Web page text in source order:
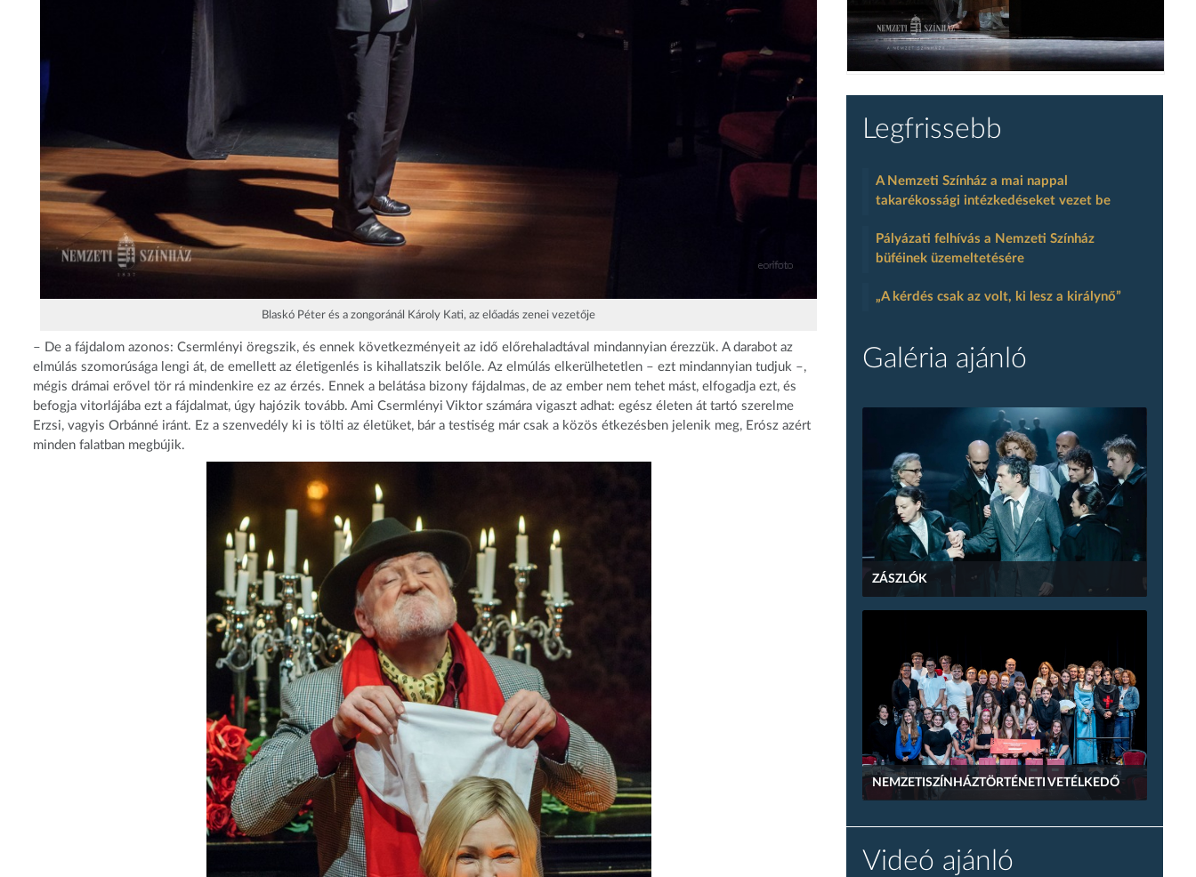
Blaskó Péter és a zongoránál Károly Kati, az előadás zenei vezetője
– De a fájdalom azonos: Csermlényi öregszik, és ennek következményeit az idő előrehaladtával mindannyian érezzük. A darabot az
elmúlás szomorúsága lengi át, de emellett az életigenlés is kihallatszik belőle. Az elmúlás elkerülhetetlen – ezt mindannyian tudjuk –,
mégis drámai erővel tör rá mindenkire ez az érzés. Ennek a belátása bizony fájdalmas, de az ember nem tehet mást, elfogadja ezt, és
befogja vitorlájába ezt a fájdalmat, úgy hajózik tovább. Ami Csermlényi Viktor számára vigaszt adhat: egész életen át tartó szerelme
Erzsi, vagyis Orbánné iránt. Ez a szenvedély ki is tölti az életüket, bár a testiség már csak a közös étkezésben jelenik meg, Erósz azért
minden falatban megbújik.
Legfrissebb
A Nemzeti Színház a mai nappal
takarékossági intézkedéseket vezet be
Pályázati felhívás a Nemzeti Színház
büféinek üzemeltetésére
„A kérdés csak az volt, ki lesz a királynő”
Galéria ajánló
ZÁSZLÓK
NEMZETISZÍNHÁZTÖRTÉNETI VETÉLKEDŐ
Videó ajánló